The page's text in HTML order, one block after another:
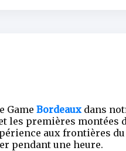
Game Bordeaux dans
les premières montées
aux frontières
pendant une heure.